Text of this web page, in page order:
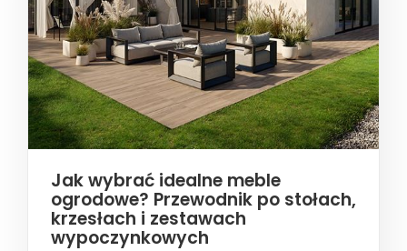
Jak wybrać idealne meble
ogrodowe? Przewodnik po stołach,
krzesłach i zestawach
wypoczynkowych